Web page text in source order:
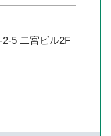
5 二宮ビル2F